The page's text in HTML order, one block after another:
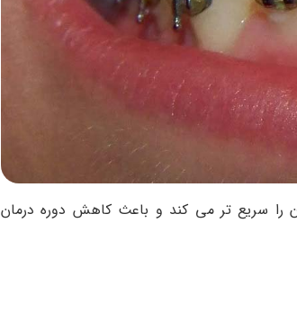
را سریع تر می کند و باعث کاهش دوره درمان